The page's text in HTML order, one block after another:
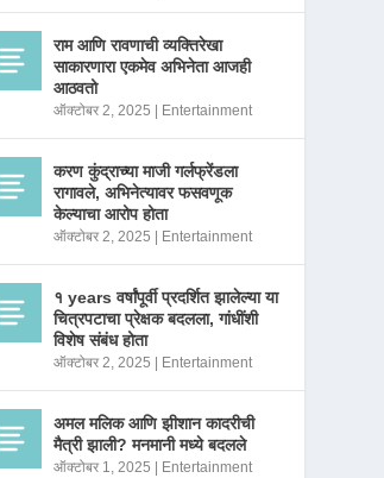
राम आणि रावणाची व्यक्तिरेखा
साकारणारा एकमेव अभिनेता आजही
आठवतो
ऑक्टोबर 2, 2025 Entertainment
करण कुंद्राच्या माजी गर्लफ्रेंडला
रागावले, अभिनेत्यावर फसवणूक
केल्याचा आरोप होता
ऑक्टोबर 2, 2025 Entertainment
१ years वर्षांपूर्वी प्रदर्शित झालेल्या या
चित्रपटाचा प्रेक्षक बदलला, गांधींशी
विशेष संबंध होता
ऑक्टोबर 2, 2025 Entertainment
अमल मलिक आणि झीशान कादरीची
मैत्री झाली? मनमानी मध्ये बदलले
ऑक्टोबर 1, 2025 Entertainment